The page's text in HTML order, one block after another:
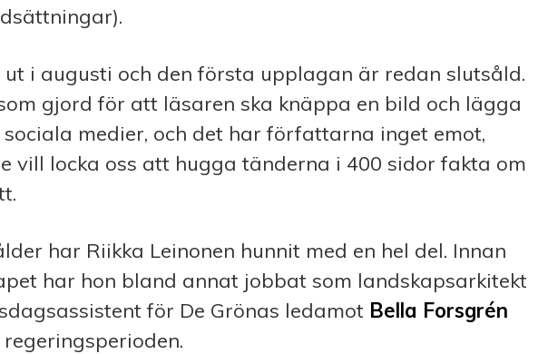
ut i augusti och den första upplagan är redan slutsåld.
gjord för att läsaren ska knäppa en bild och lägga
medier, och det har författarna inget emot,
vill locka oss att hugga tänderna i 400 sidor fakta om
har Riikka Leinonen hunnit med en hel del. Innan
har hon bland annat jobbat som landskapsarkitekt
för De Grönas ledamot Bella Forsgrén